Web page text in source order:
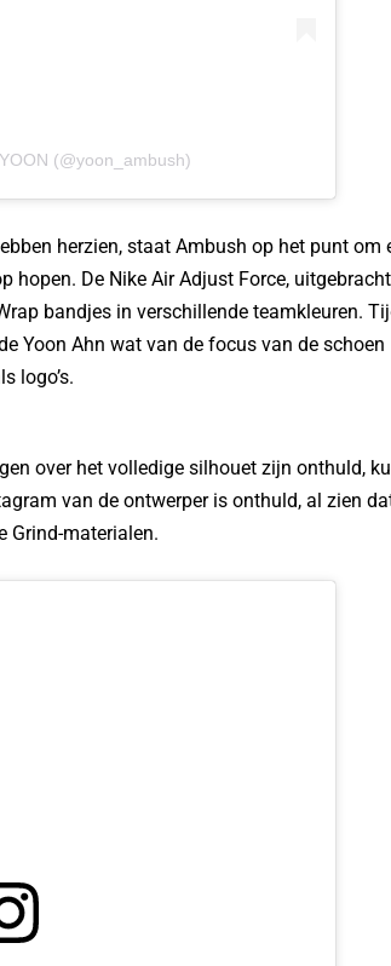
(@yoon_ambush)
herzien, staat Ambush op het punt om
hopen. De Nike Air Adjust Force,
bandjes in verschillende teamkleuren.
Yoon Ahn wat van de focus van de
logo’s.
over het volledige silhouet zijn onthuld,
van de ontwerper is onthuld, al zien
Grind-materialen.